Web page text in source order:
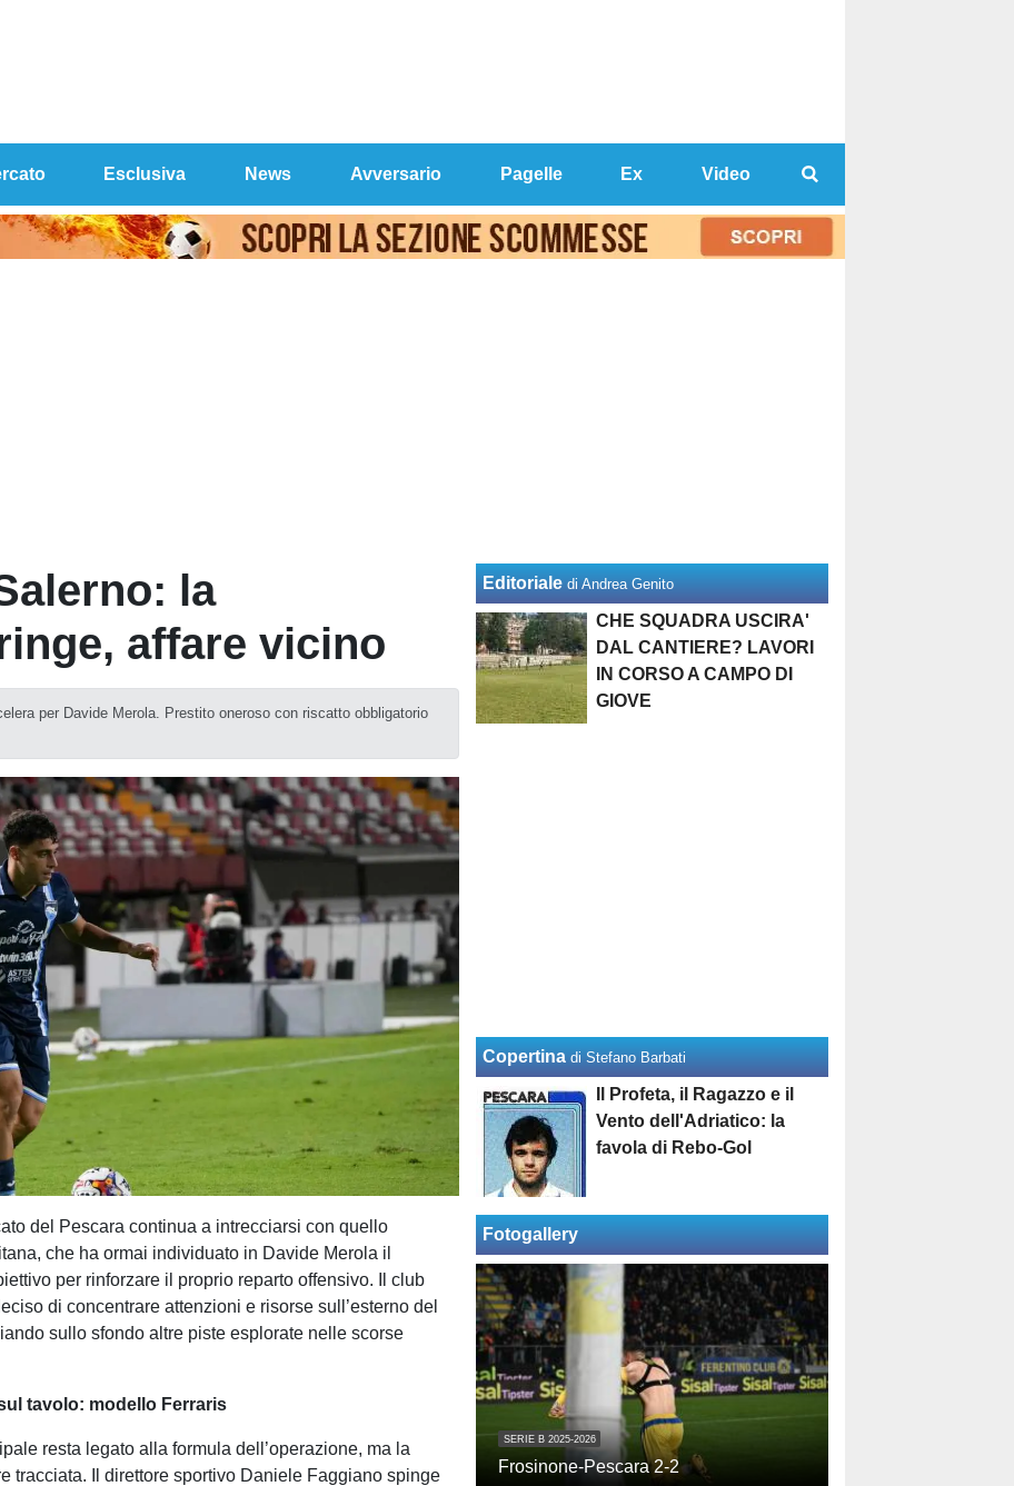
Esclusiva News Avversario Pagelle Ex Video
la
affare vicino
per Davide Merola. Prestito oneroso con riscatto obbligatorio
del Pescara continua a intrecciarsi con quello
che ha ormai individuato in Davide Merola il
per rinforzare il proprio reparto offensivo. Il club
di concentrare attenzioni e risorse sull’esterno del
sullo sfondo altre piste esplorate nelle scorse
tavolo: modello Ferraris
resta legato alla formula dell’operazione, ma la
tracciata. Il direttore sportivo Daniele Faggiano spinge
Editoriale di Andrea Genito
CHE SQUADRA USCIRA'
DAL CANTIERE? LAVORI
IN CORSO A CAMPO DI
GIOVE
Copertina di Stefano Barbati
Il Profeta, il Ragazzo e il
Vento dell'Adriatico: la
favola di Rebo-Gol
Fotogallery
SERIE B 2025-2026
Frosinone-Pescara 2-2